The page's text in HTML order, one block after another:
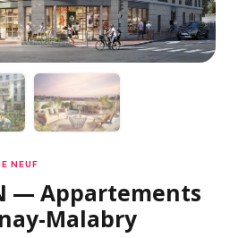
NEUF
— Appartements
Malabry